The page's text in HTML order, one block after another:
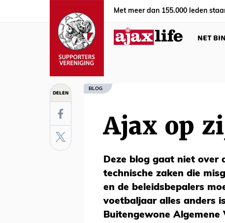
Met meer dan 155.000 leden
NET
DELEN BLOG
Ajax op
Deze blog gaat niet over
technische zaken die
en de beleidsbepalers
voetbaljaar alles anders
Buitengewone Algemene